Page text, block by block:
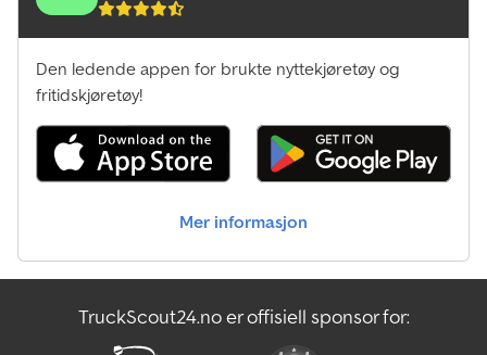
Den ledende appen for brukte nyttekjøretøy og
fritidskjøretøy!
Mer informasjon
TruckScout24.no er offisiell sponsor for: